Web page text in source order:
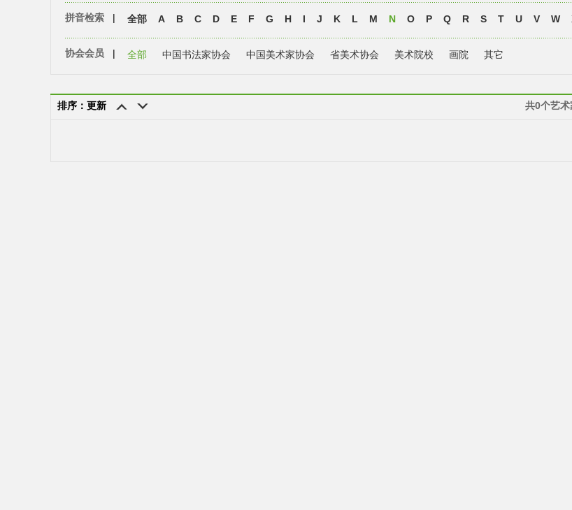
拼音检索 | 全部 A B C D E F G H I J K L M N O P Q R S T U V W
协会会员 | 全部 中国书法家协会 中国美术家协会 省美术协会 美术院校 画院 其它
排序：更新 共0个艺术